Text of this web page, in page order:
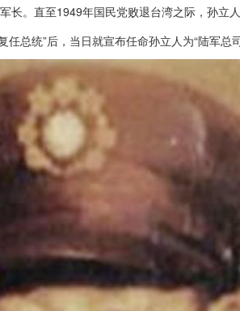
长。直至1949年国民党败退台湾之际，孙立人
总统”后，当日就宣布任命孙立人为“陆军总司